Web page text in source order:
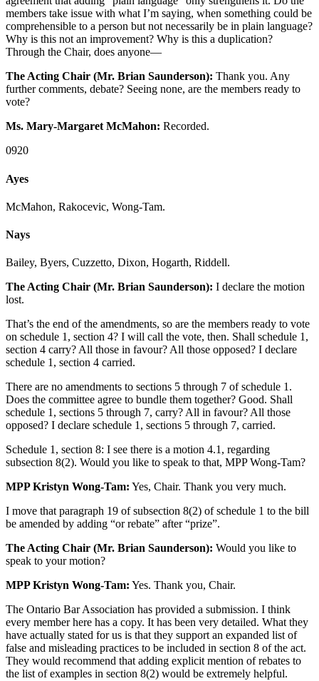
members take issue with what I’m saying, when something could be
comprehensible to a person but not necessarily be in plain language?
Why is this not an improvement? Why is this a duplication?
Through the Chair, does anyone—
The Acting Chair (Mr. Brian Saunderson): Thank you. Any
further comments, debate? Seeing none, are the members ready to
vote?
Ms. Mary-Margaret McMahon: Recorded.
0920
Ayes
McMahon, Rakocevic, Wong-Tam.
Nays
Bailey, Byers, Cuzzetto, Dixon, Hogarth, Riddell.
The Acting Chair (Mr. Brian Saunderson): I declare the motion
lost.
That’s the end of the amendments, so are the members ready to vote
on schedule 1, section 4? I will call the vote, then. Shall schedule 1,
section 4 carry? All those in favour? All those opposed? I declare
schedule 1, section 4 carried.
There are no amendments to sections 5 through 7 of schedule 1.
Does the committee agree to bundle them together? Good. Shall
schedule 1, sections 5 through 7, carry? All in favour? All those
opposed? I declare schedule 1, sections 5 through 7, carried.
Schedule 1, section 8: I see there is a motion 4.1, regarding
subsection 8(2). Would you like to speak to that, MPP Wong-Tam?
MPP Kristyn Wong-Tam: Yes, Chair. Thank you very much.
I move that paragraph 19 of subsection 8(2) of schedule 1 to the bill
be amended by adding “or rebate” after “prize”.
The Acting Chair (Mr. Brian Saunderson): Would you like to
speak to your motion?
MPP Kristyn Wong-Tam: Yes. Thank you, Chair.
The Ontario Bar Association has provided a submission. I think
every member here has a copy. It has been very detailed. What they
have actually stated for us is that they support an expanded list of
false and misleading practices to be included in section 8 of the act.
They would recommend that adding explicit mention of rebates to
the list of examples in section 8(2) would be extremely helpful.